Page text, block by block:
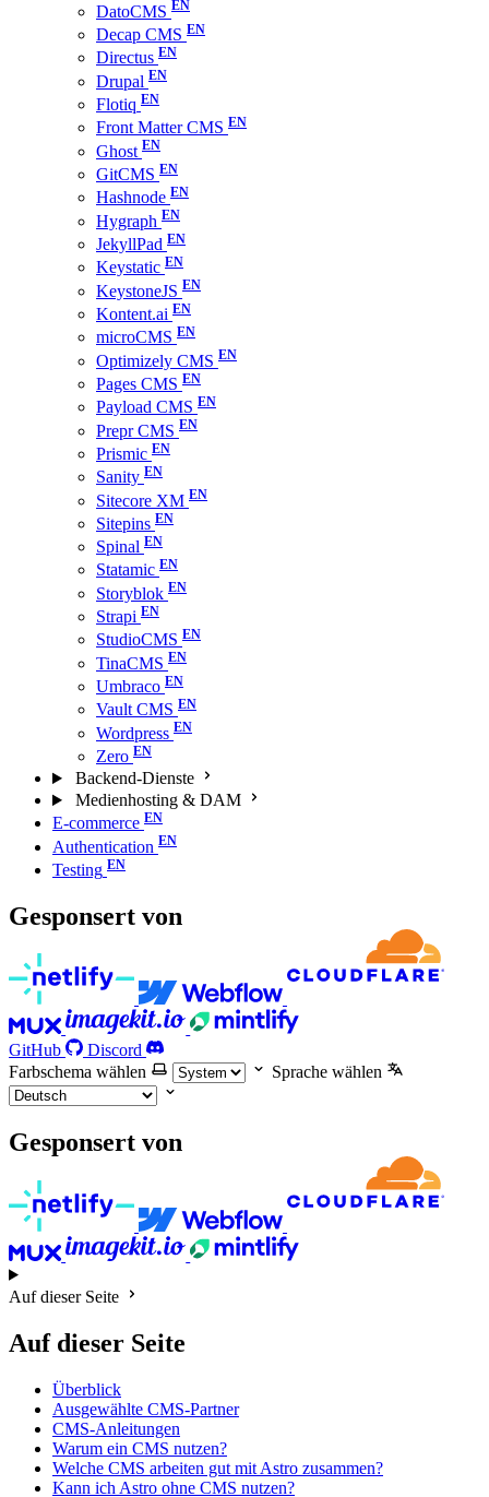
DatoCMS
Decap CMS
Directus
Drupal
Flotiq
Front Matter CMS
Ghost
GitCMS
Hashnode
Hygraph
JekyllPad
Keystatic
KeystoneJS
Kontent.ai
microCMS
Optimizely CMS
Pages CMS
Payload CMS
Prepr CMS
Prismic
Sanity
Sitecore XM
Sitepins
Spinal
Statamic
Storyblok
Strapi
StudioCMS
TinaCMS
Umbraco
Vault CMS
Wordpress
Zero
Backend-Dienste
Medienhosting & DAM
E-commerce
Authentication
Testing
Gesponsert von
GitHub
Discord
Farbschema wählen
Sprache wählen
Gesponsert von
Auf dieser Seite
Auf dieser Seite
Überblick
Ausgewählte CMS-Partner
CMS-Anleitungen
Warum ein CMS nutzen?
Welche CMS arbeiten gut mit Astro zusammen?
Kann ich Astro ohne CMS nutzen?